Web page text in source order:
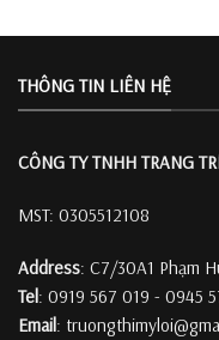
THÔNG TIN LIÊN HỆ
CÔNG TY TNHH TRANG
MST: 0305512108
Address: C7/30A1 Phạm
Tel: 0919 567 019 - 0945
Email: